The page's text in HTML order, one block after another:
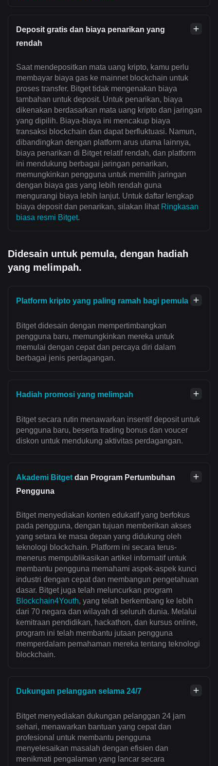
Deposit gratis dan biaya penarikan yang
rendah
Saat mendepositkan mata uang kripto, kamu perlu
membayar biaya gas ke mainnet blockchain untuk
proses transfer. Bitget tidak mengenakan biaya
tambahan untuk deposit. Untuk penarikan, biaya
dikenakan berdasarkan mata uang kripto dan jaringan
yang dipilih. Biaya-biaya ini mencakup biaya
transaksi blockchain dan dapat berfluktuasi. Namun,
dibandingkan dengan platform arus utama lainnya,
biaya penarikan di Bitget relatif rendah, dan platform
ini mendukung berbagai jaringan penarikan,
memungkinkan pengguna untuk memilih jaringan
dengan biaya gas yang lebih rendah guna
mengurangi biaya lebih lanjut. Untuk daftar lengkap
biaya deposit dan penarikan, silakan lihat Ringkasan
biasa resmi Bitget.
Didesain untuk pemula, dengan hadiah
yang melimpah.
Platform kripto yang paling ramah bagi pemula
Bitget didesain dengan mempertimbangkan
pengguna baru, memungkinkan mereka untuk
memulai dengan cepat dan percaya diri dalam
berbagai jenis perdagangan.
Hadiah promosi yang melimpah
Bitget secara rutin menawarkan insentif deposit untuk
pengguna baru, beserta trading bonus dan voucer
diskon untuk mendukung aktivitas perdagangan.
Akademi Bitget dan Program Pertumbuhan
Pengguna
Bitget menyediakan konten edukatif yang berfokus
pada pengguna, dengan tujuan memberikan akses
yang setara ke masa depan yang didukung oleh
teknologi blockchain. Platform ini secara terus-
menerus mempublikasikan artikel informatif untuk
membantu pengguna memahami aspek-aspek kunci
industri dengan cepat dan membangun pengetahuan
dasar. Bitget juga telah meluncurkan program
Blockchain4Youth, yang telah berkembang ke lebih
dari 70 negara dan wilayah di seluruh dunia. Melalui
kemitraan pendidikan, hackathon, dan kursus online,
program ini telah membantu jutaan pengguna
memperdalam pemahaman mereka tentang teknologi
blockchain.
Dukungan pelanggan selama 24/7
Bitget menyediakan dukungan pelanggan 24 jam
sehari, menawarkan bantuan yang cepat dan
profesional untuk membantu pengguna
menyelesaikan masalah dengan efisien dan
menikmati pengalaman yang lancar secara